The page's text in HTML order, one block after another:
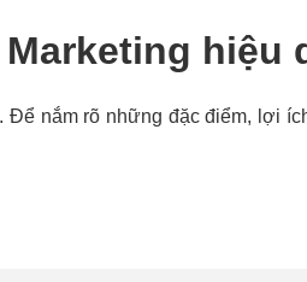
hiệu
nắm rõ những đặc điểm, lợi